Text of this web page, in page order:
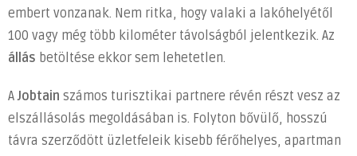
embert vonzanak. Nem ritka, hogy valaki a lakóhelyétől
100 vagy még több kilométer távolságból jelentkezik. Az
állás betöltése ekkor sem lehetetlen.
AJobtain számos turisztikai partnere révén részt vesz az
elszállásolás megoldásában is. Folyton bővülő, hosszú
távra szerződött üzletfeleik kisebb férőhelyes, apartman